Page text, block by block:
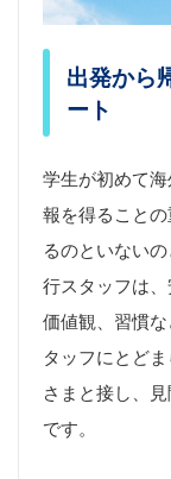
出発から
ート
学生が初めて
報を得ること
るのといない
行スタッフは、
価値観、習慣
タッフにとど
さまと接し、
です。